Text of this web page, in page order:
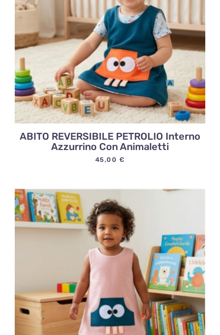
ABITO REVERSIBILE PETROLIO Interno
Azzurrino Con Animaletti
45,00 €